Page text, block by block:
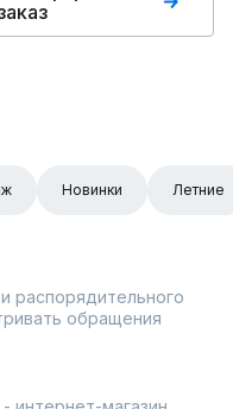
Новинки Летние
распорядительного
обращения